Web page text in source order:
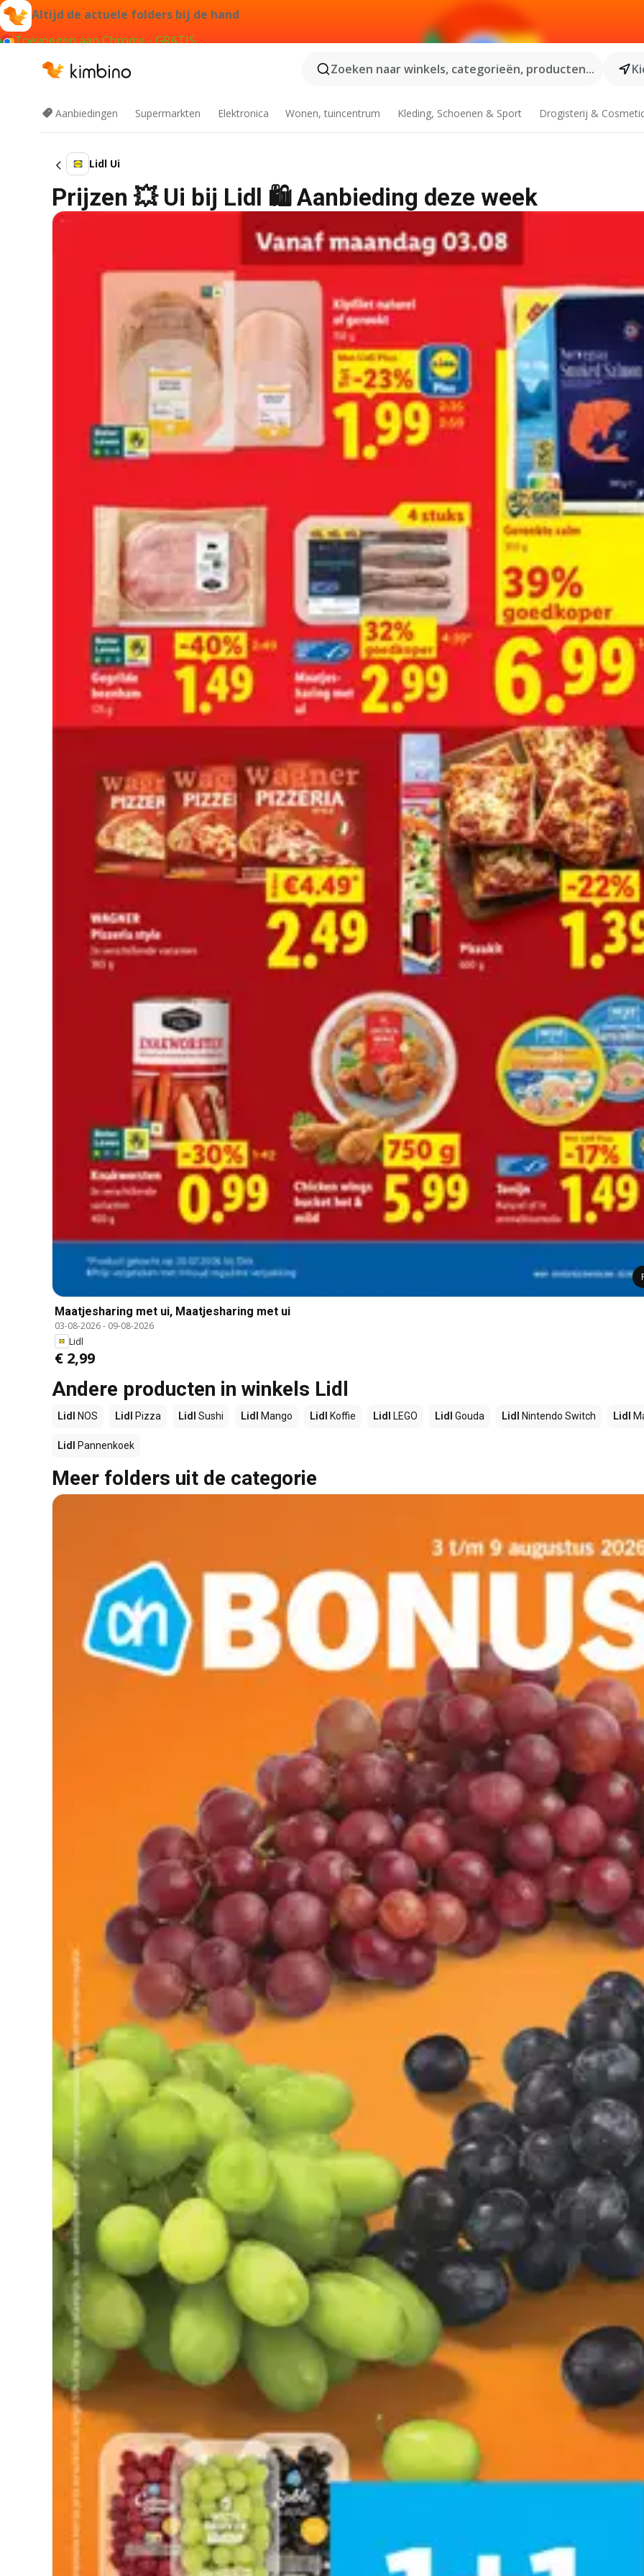
Altijd de actuele folders bij de hand
Toevoegen aan Chrome - GRATIS
Zoeken naar winkels, categorieën, producten...
Aanbiedingen Supermarkten Elektronica Wonen, tuincentrum Kleding, Schoenen & Sport Drogisterij &
Lidl Ui
Prijzen 💥 Ui bij Lidl 🛍️ Aanbieding deze week
Maatjesharing met ui, Maatjesharing met ui
03-08-2026- 09-08-2026
Lidl
€ 2,99
Andere producten in winkels Lidl
Lidl NOS Lidl Pizza Lidl Sushi Lidl Mango Lidl Koffie Lidl LEGO Lidl Gouda Lidl Nintendo Switch Lidl
Lidl Pannenkoek
Meer folders uit de categorie